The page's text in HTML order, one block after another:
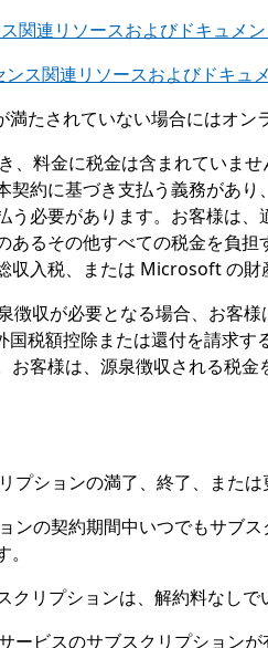
関連リソースおよびドキュメン
ス関連リソースおよびドキュ
たされていない場合にはオン
、料金に税金は含まれていま
約に基づき支払う義務があ
必要があります。お客様は
あるその他すべての税金を
入税、または Microsoft の財
収が必要となる場合、お客
税額控除または還付を請求
客様は、源泉徴収される税
プションの満了、終了、また
ンの契約期間中いつでもサブ
クリプションは、解約料なしで
ビスのサブスクリプション